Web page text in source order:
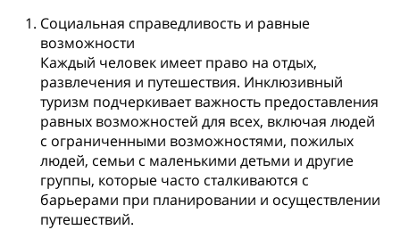
Социальная справедливость и равные
возможности
Каждый человек имеет право на отдых,
развлечения и путешествия. Инклюзивный
туризм подчеркивает важность предоставления
равных возможностей для всех, включая людей
с ограниченными возможностями, пожилых
людей, семьи с маленькими детьми и другие
группы, которые часто сталкиваются с
барьерами при планировании и осуществлении
путешествий.